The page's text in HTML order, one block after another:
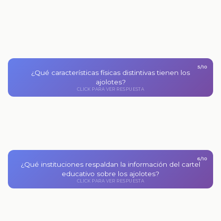
5/10
¿Qué características físicas distintivas tienen los
ajolotes?
CLICK PARA VER RESPUESTA
Son animales acuáticos con branquias externas y una
apariencia única que los hace fácilmente reconocibles.
CLICK PARA VOLVER
6/10
¿Qué instituciones respaldan la información del cartel
educativo sobre los ajolotes?
CLICK PARA VER RESPUESTA
La UNAM, la Secretaría de Educación Pública y
Aprende.mx.
CLICK PARA VOLVER